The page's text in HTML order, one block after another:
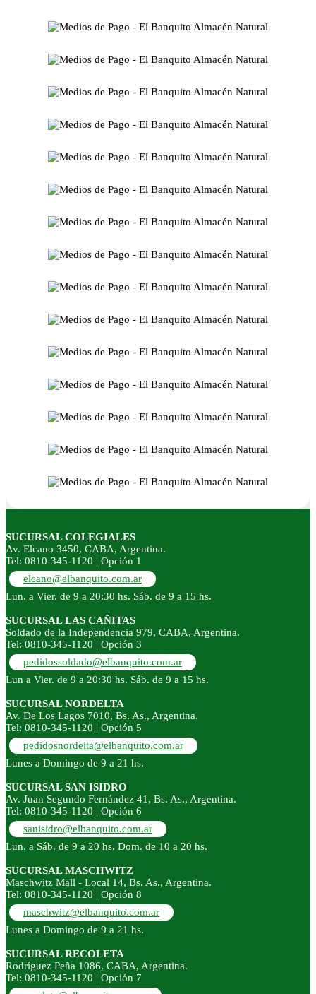
SUCURSAL COLEGIALES
Av. Elcano 3450, CABA, Argentina.
Tel: 0810-345-1120 | Opción 1
elcano@elbanquito.com.ar
Lun. a Vier. de 9 a 20:30 hs. Sáb. de 9 a 15 hs.
SUCURSAL LAS CAÑITAS
Soldado de la Independencia 979, CABA, Argentina.
Tel: 0810-345-1120 | Opción 3
pedidossoldado@elbanquito.com.ar
Lun a Vier. de 9 a 20:30 hs. Sáb. de 9 a 15 hs.
SUCURSAL NORDELTA
Av. De Los Lagos 7010, Bs. As., Argentina.
Tel: 0810-345-1120 | Opción 5
pedidosnordelta@elbanquito.com.ar
Lunes a Domingo de 9 a 21 hs.
SUCURSAL SAN ISIDRO
Av. Juan Segundo Fernández 41, Bs. As., Argentina.
Tel: 0810-345-1120 | Opción 6
sanisidro@elbanquito.com.ar
Lun. a Sáb. de 9 a 20 hs. Dom. de 10 a 20 hs.
SUCURSAL MASCHWITZ
Maschwitz Mall - Local 14, Bs. As., Argentina.
Tel: 0810-345-1120 | Opción 8
maschwitz@elbanquito.com.ar
Lunes a Domingo de 9 a 21 hs.
SUCURSAL RECOLETA
Rodríguez Peña 1086, CABA, Argentina.
Tel: 0810-345-1120 | Opción 7